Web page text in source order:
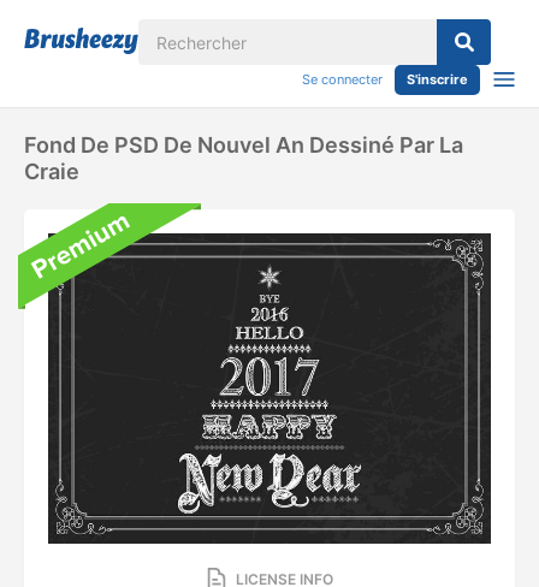
Se connecter S'inscrire
Fond De PSD De Nouvel An Dessiné Par La
Craie
LICENSE INFO